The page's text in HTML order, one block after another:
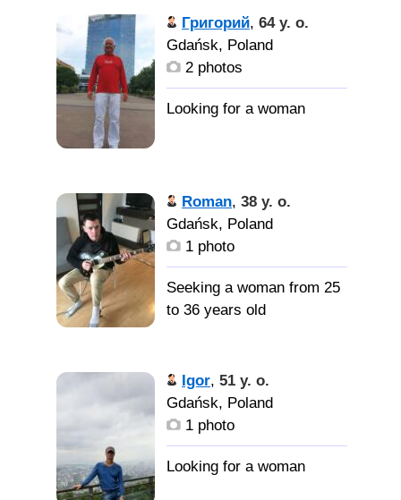
Григорий, 64 y. o.
Gdańsk, Poland
2 photos
Roman, 38 y. o.
Gdańsk, Poland
1 photo
Seeking a woman from 25
to 36 years old
Igor, 51 y. o.
Gdańsk, Poland
1 photo